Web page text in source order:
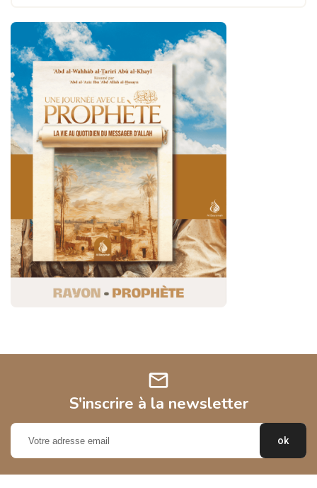
mail
S'inscrire à la newsletter